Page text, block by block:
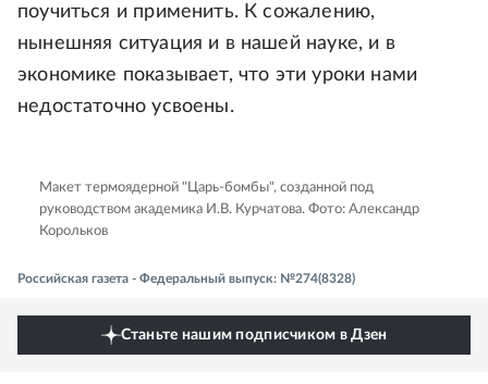
поучиться и применить. К сожалению,
нынешняя ситуация и в нашей науке, и в
экономике показывает, что эти уроки нами
недостаточно усвоены.
Макет термоядерной "Царь-бомбы", созданной под
руководством академика И.В. Курчатова. Фото: Александр
Корольков
Российская газета - Федеральный выпуск: №274(8328)
Станьте нашим подписчиком в Дзен